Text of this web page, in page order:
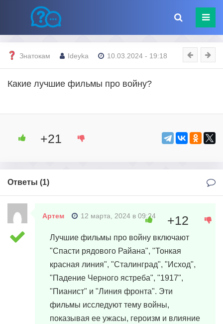
Знатокам Ideyka 10.03.2024 - 19:18
Какие лучшие фильмы про войну?
+21
Ответы (1)
Артем 12 марта, 2024 в 09:24
Лучшие фильмы про войну включают
"Спасти рядового Райана", "Тонкая
красная линия", "Сталинград", "Исход",
"Падение Черного ястреба", "1917",
"Пианист" и "Линия фронта". Эти
фильмы исследуют тему войны,
показывая ее ужасы, героизм и влияние
+12